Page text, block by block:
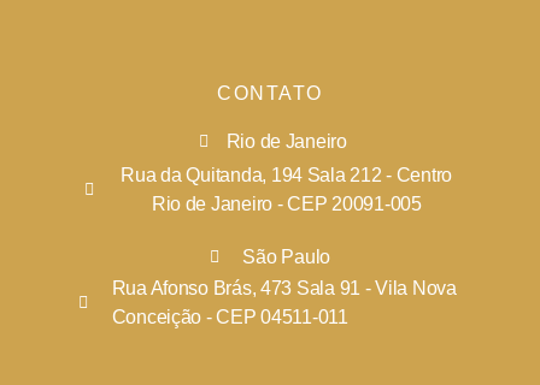
CONTATO
Rio de Janeiro
Rua da Quitanda, 194 Sala 212 - Centro
Rio de Janeiro - CEP 20091-005
São Paulo
Rua Afonso Brás, 473 Sala 91 - Vila Nova
Conceição - CEP 04511-011